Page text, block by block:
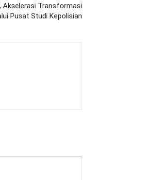
Akselerasi Transformasi
Pusat Studi Kepolisian